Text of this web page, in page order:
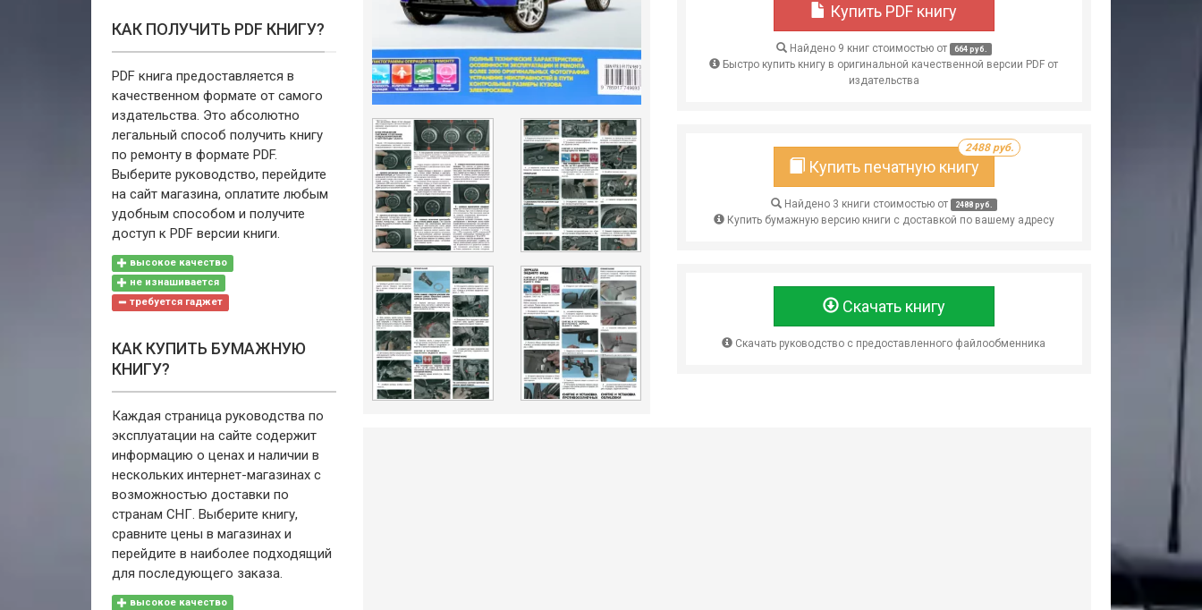
Купить PDF книгу
Найдено 9 книг стоимостью от 664 руб.
Быстро купить книгу в оригинальной качественной версии PDF от
издательства
Купить печатную книгу
2488 руб.
Найдено 3 книги стоимостью от 2488 руб.
Купить бумажную версию книги с доставкой по вашему адресу
Скачать книгу
Скачать руководство с предоставленного файлообменника
КАК ПОЛУЧИТЬ PDF КНИГУ?
PDF книга предоставляется в
качественном формате от самого
издательства. Это абсолютно
легальный способ получить книгу
по ремонту в формате PDF.
Выберите руководство, перейдите
на сайт магазина, оплатите любым
удобным способом и получите
доступ к PDF версии книги.
высокое качество
не изнашивается
требуется гаджет
КАК КУПИТЬ БУМАЖНУЮ
КНИГУ?
Каждая страница руководства по
эксплуатации на сайте содержит
информацию о ценах и наличии в
нескольких интернет-магазинах с
возможностью доставки по
странам СНГ. Выберите книгу,
сравните цены в магазинах и
перейдите в наиболее подходящий
для последующего заказа.
высокое качество